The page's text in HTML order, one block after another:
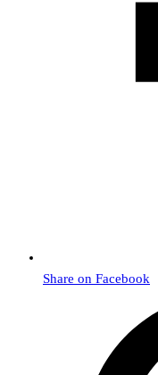
Share on Facebook